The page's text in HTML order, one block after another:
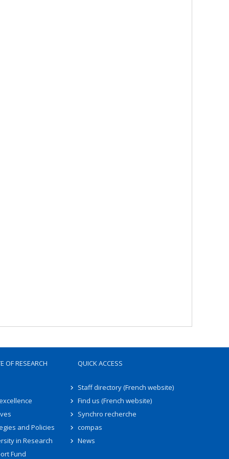
OF RESEARCH
and Policies
in Research
Fund
QUICK ACCESS
Staff directory (French website)
Find us (French website)
Synchro recherche
compas
News